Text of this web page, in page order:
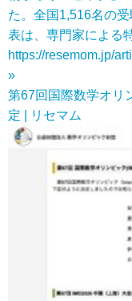
た。全国1,516名の
表は、専門家による
https://resemom.jp/
»
第67回国際数学オリ
定 | リセマム